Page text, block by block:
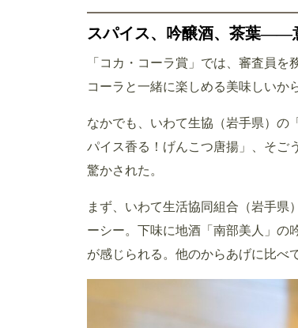
スパイス、吟醸酒、茶葉――
「コカ・コーラ賞」では、審査員
コーラと一緒に楽しめる美味しいか
なかでも、いわて生協（岩手県）の
パイス香る！げんこつ唐揚」、そご
驚かされた。
まず、いわて生活協同組合（岩手県
ーシー。下味に地酒「南部美人」の
が感じられる。他のからあげに比べ